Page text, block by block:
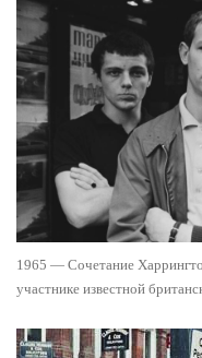
1965 — Сочетание
участнике известной